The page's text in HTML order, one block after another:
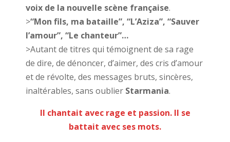
voix de la nouvelle scène française.
>“Mon fils, ma bataille”, “L’Aziza”, “Sauver
l’amour”, “Le chanteur”…
>Autant de titres qui témoignent de sa rage
de dire, de dénoncer, d’aimer, des cris d’amour
et de révolte, des messages bruts, sincères,
inaltérables, sans oublier Starmania.
Il chantait avec rage et passion. Il se
battait avec ses mots.